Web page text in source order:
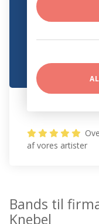
af vores artister
Bands til
Knebel